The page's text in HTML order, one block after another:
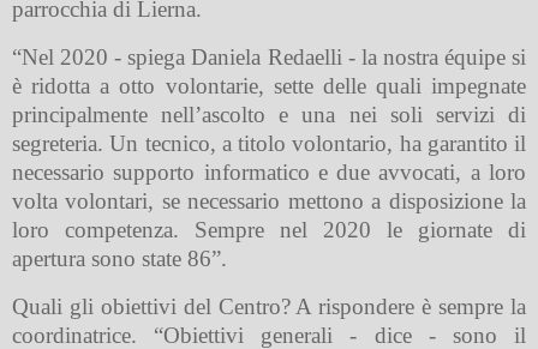
parrocchia di Lierna.
“Nel 2020 - spiega Daniela Redaelli - la nostra équipe si
è ridotta a otto volontarie, sette delle quali impegnate
principalmente nell’ascolto e una nei soli servizi di
segreteria. Un tecnico, a titolo volontario, ha garantito il
necessario supporto informatico e due avvocati, a loro
volta volontari, se necessario mettono a disposizione la
loro competenza. Sempre nel 2020 le giornate di
apertura sono state 86”.
Quali gli obiettivi del Centro? A rispondere è sempre la
coordinatrice. “Obiettivi generali - dice - sono il